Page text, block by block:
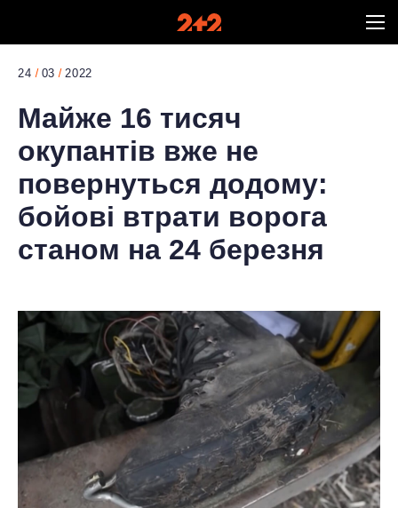
24 03 2022
Майже 16 тисяч
окупантів вже не
повернуться додому:
бойові втрати ворога
станом на 24 березня